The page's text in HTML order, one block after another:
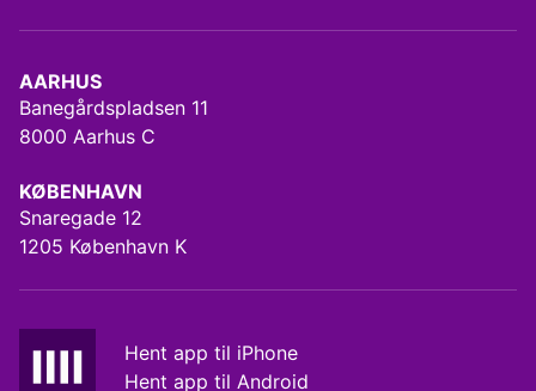
AARHUS
Banegårdspladsen 11
8000 Aarhus C
KØBENHAVN
Snaregade 12
1205 København K
Hent app til iPhone
Hent app til Android